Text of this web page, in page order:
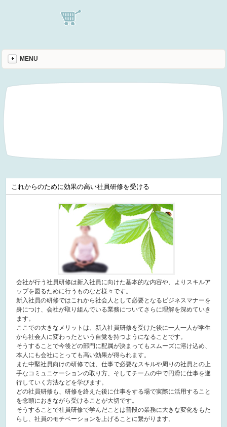
MENU
これからのために効果の高い社員研修を受ける
会社が行う社員研修は新入社員に向けた基本的な内容や、よりスキルア
ップを図るために行うものなど様々です。
新入社員の研修ではこれから社会人として必要となるビジネスマナーを
身につけ、会社が取り組んでいる業務についてさらに理解を深めていき
ます。
ここでの大きなメリットは、新入社員研修を受けた後に一人一人が学生
から社会人に変わったという自覚を持つようになることです。
そうすることで今後どの部門に配属が決まってもスムーズに溶け込め、
本人にも会社にとっても高い効果が得られます。
また中堅社員向けの研修では、仕事で必要なスキルや周りの社員との上
手なコミュニケーションの取り方、そしてチームの中で円滑に仕事を遂
行していく方法などを学びます。
どの社員研修も、研修を終えた後に仕事をする場で実際に活用すること
を念頭におきながら受けることが大切です。
そうすることで社員研修で学んだことは普段の業務に大きな変化をもた
らし、社員のモチベーションを上げることに繋がります。